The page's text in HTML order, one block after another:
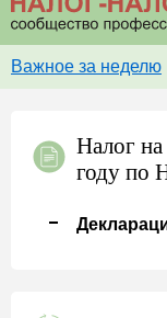
Важное за неделю
Налог
году по